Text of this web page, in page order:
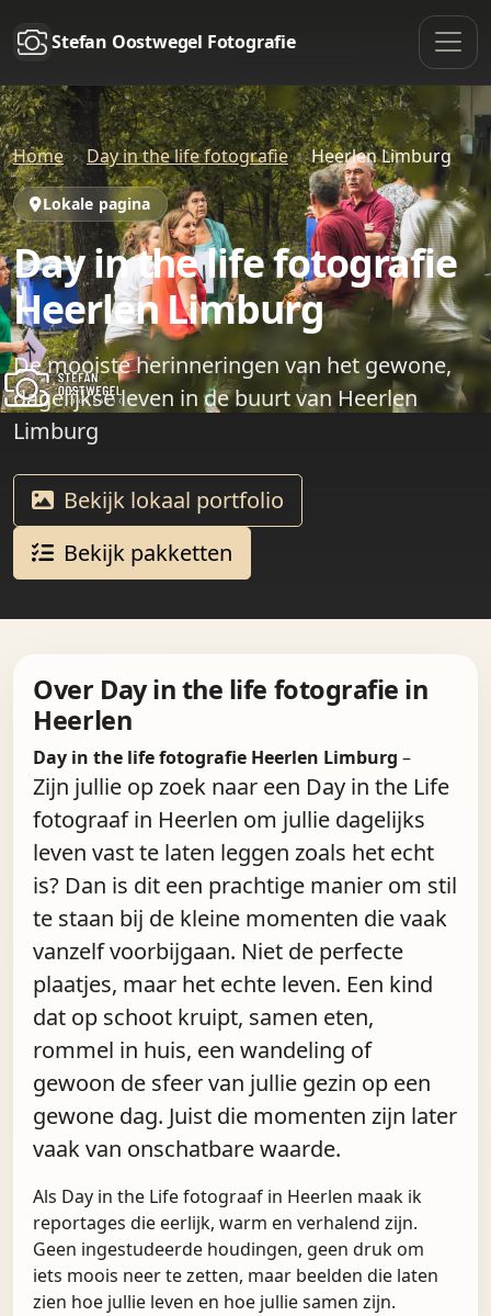
Stefan Oostwegel Fotografie
Home Day in the life fotografie Heerlen Limburg
Lokale pagina
Day in the life fotografie
Heerlen Limburg
De mooiste herinneringen van het gewone,
dagelijkse leven in de buurt van Heerlen
Limburg
Bekijk lokaal portfolio
Bekijk pakketten
Over Day in the life fotografie in
Heerlen
Day in the life fotografie Heerlen Limburg –
Zijn jullie op zoek naar een Day in the Life
fotograaf in Heerlen om jullie dagelijks
leven vast te laten leggen zoals het echt
is? Dan is dit een prachtige manier om stil
te staan bij de kleine momenten die vaak
vanzelf voorbijgaan. Niet de perfecte
plaatjes, maar het echte leven. Een kind
dat op schoot kruipt, samen eten,
rommel in huis, een wandeling of
gewoon de sfeer van jullie gezin op een
gewone dag. Juist die momenten zijn later
vaak van onschatbare waarde.
Als Day in the Life fotograaf in Heerlen maak ik
reportages die eerlijk, warm en verhalend zijn.
Geen ingestudeerde houdingen, geen druk om
iets moois neer te zetten, maar beelden die laten
zien hoe jullie leven en hoe jullie samen zijn.